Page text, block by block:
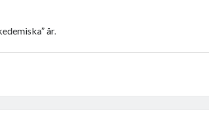
år.